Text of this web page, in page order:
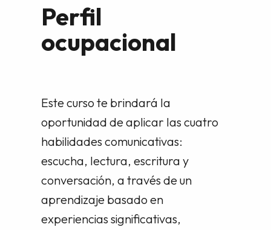
Perfil
ocupacional
Este curso te brindará la
oportunidad de aplicar las cuatro
habilidades comunicativas:
escucha, lectura, escritura y
conversación, a través de un
aprendizaje basado en
experiencias significativas,